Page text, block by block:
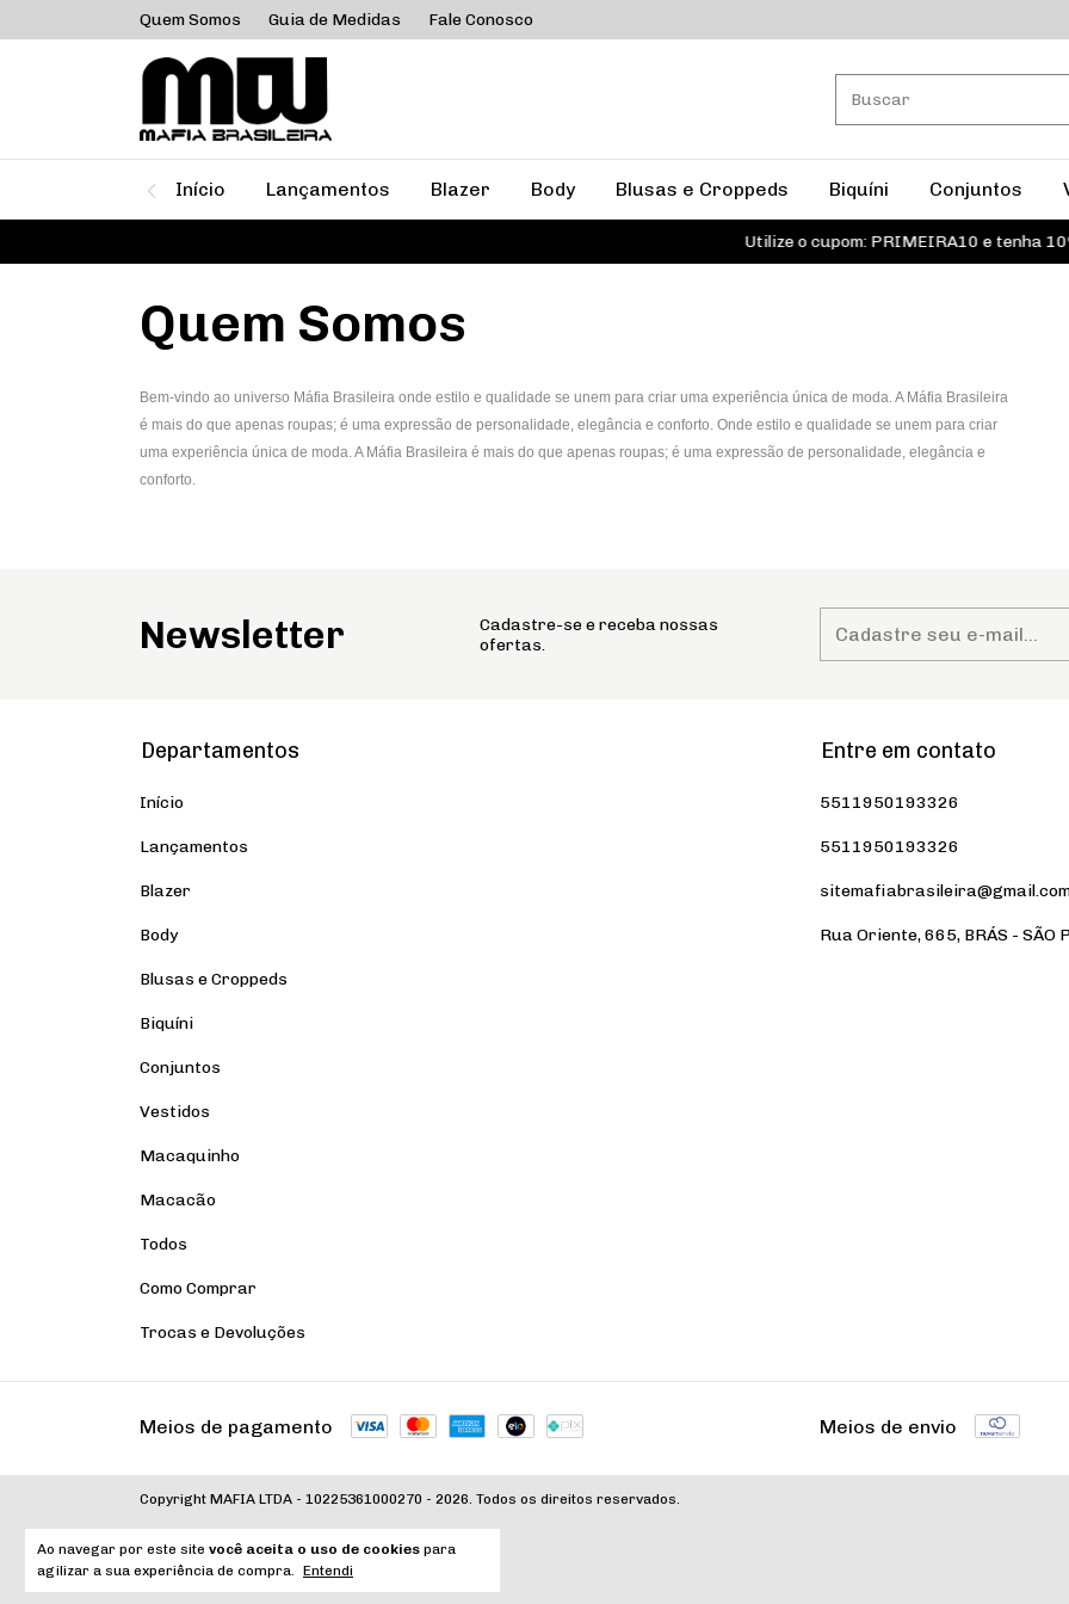
Quem Somos Guia de Medidas Fale Conosco
Início Lançamentos Blazer Body Blusas e Croppeds Biquíni Conjuntos
Utilize o cupom: PRIMEIRA10 e tenha
Ao navegar por este site você aceita o uso de cookies para
agilizar a sua experiência de compra. Entendi
Quem Somos
Bem-vindo ao universo Máfia Brasileira onde estilo e qualidade se unem para criar uma experiência única de moda. A Máfia Brasileira
é mais do que apenas roupas; é uma expressão de personalidade, elegância e conforto. Onde estilo e qualidade se unem para criar
uma experiência única de moda. A Máfia Brasileira é mais do que apenas roupas; é uma expressão de personalidade, elegância e
conforto.
Newsletter
Cadastre-se e receba nossas
ofertas.
Departamentos
Início
Lançamentos
Blazer
Body
Blusas e Croppeds
Biquíni
Conjuntos
Vestidos
Macaquinho
Macacão
Todos
Como Comprar
Trocas e Devoluções
Entre em contato
5511950193326
5511950193326
Rua Oriente, 665, BRÁS - SÃO
Meios de pagamento Meios de envio
Copyright MAFIA LTDA - 10225361000270 - 2026. Todos os direitos reservados.